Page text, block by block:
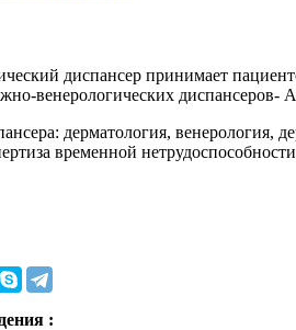
диспансер принимает
венерологических диспансеров-
дерматология, венерология,
временной
: